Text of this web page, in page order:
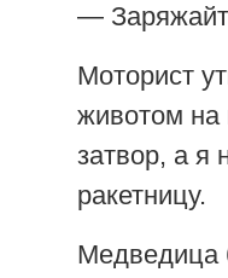
—
Моторист
животом на
затвор, а я
ракетницу.
Медведица